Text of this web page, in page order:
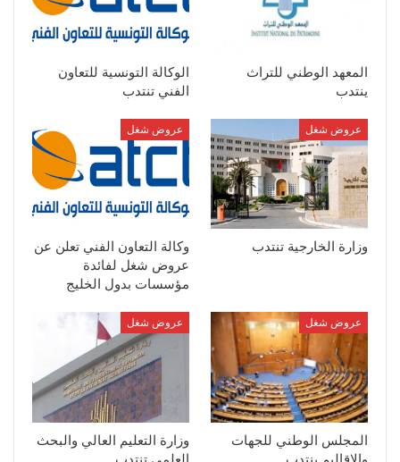
المعهد الوطني للتراث
ينتدب
الوكالة التونسية للتعاون
الفني تنتدب
عروض شغل
وزارة الخارجية تنتدب
عروض شغل
وكالة التعاون الفني تعلن عن
عروض شغل لفائدة
مؤسسات بدول الخليج
عروض شغل
المجلس الوطني للجهات
والاقاليم ينتدب
عروض شغل
وزارة التعليم العالي والبحث
العلمي تنتدب